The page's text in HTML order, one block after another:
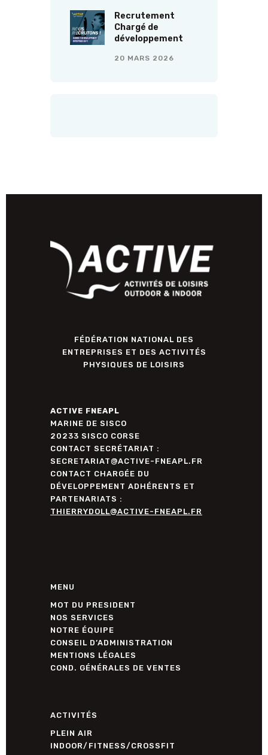
Recrutement
Chargé de
développement
20 MARS 2026
FÉDÉRATION NATIONAL DES
ENTREPRISES ET DES ACTIVITÉS
PHYSIQUES DE LOISIRS
ACTIVE FNEAPL
MARINE DE SISCO
20233 SISCO CORSE
CONTACT SECRÉTARIAT :
SECRETARIAT@ACTIVE-FNEAPL.FR
CONTACT CHARGÉE DU
DÉVELOPPEMENT ADHÉRENTS ET
PARTENARIATS :
THIERRYDOLL@ACTIVE-FNEAPL.FR
MENU
MOT DU PRESIDENT
NOS SERVICES
NOTRE ÉQUIPE
CONSEIL D’ADMINISTRATION
MENTIONS LÉGALES
COND. GÉNÉRALES DE VENTES
ACTIVITÉS
PLEIN AIR
INDOOR/FITNESS/CROSSFIT